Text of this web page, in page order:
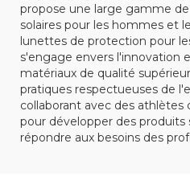
propose une large gamme
solaires pour les hommes et
lunettes de protection pour
s'engage envers l'innovation
matériaux de qualité
pratiques respectueuses de
collaborant avec des
pour développer des
répondre aux besoins des